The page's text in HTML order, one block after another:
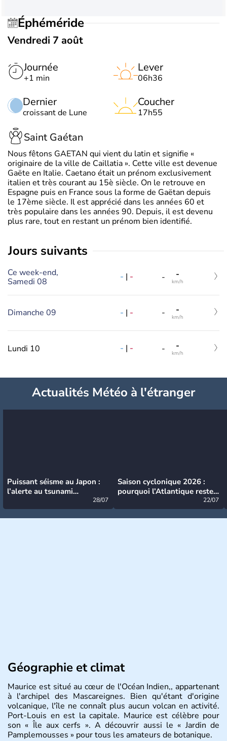
Éphéméride
Vendredi 7 août
Journée
+1 min
Dernier
croissant de Lune
Lever
06h36
Coucher
17h55
Saint Gaétan
Nous fêtons GAETAN qui vient du latin et signifie «
originaire de la ville de Caillatia ». Cette ville est devenue
Gaëte en Italie. Caetano était un prénom exclusivement
italien et très courant au 15è siècle. On le retrouve en
Espagne puis en France sous la forme de Gaëtan depuis
le 17ème siècle. Il est apprécié dans les années 60 et
très populaire dans les années 90. Depuis, il est devenu
plus rare, tout en restant un prénom bien identifié.
jours suivants
Ce week-end,
Samedi 08
- | - - -
km/h
Dimanche 09 - | - - -
km/h
Lundi 10 - | - - -
km/h
Actualités Météo à l'étranger
Puissant séisme au Japon :
l’alerte au tsunami
28/07
Saison cyclonique 2026 :
pourquoi l’Atlantique reste
22/07
Géographie et climat
Maurice est situé au cœur de l'Océan Indien,, appartenant
à l'archipel des Mascareignes. Bien qu'étant d'origine
volcanique, l'île ne connaît plus aucun volcan en activité.
Port-Louis en est la capitale. Maurice est célèbre pour
son « Île aux cerfs ». A découvrir aussi le « Jardin de
Pamplemousses » pour tous les amateurs de botanique.